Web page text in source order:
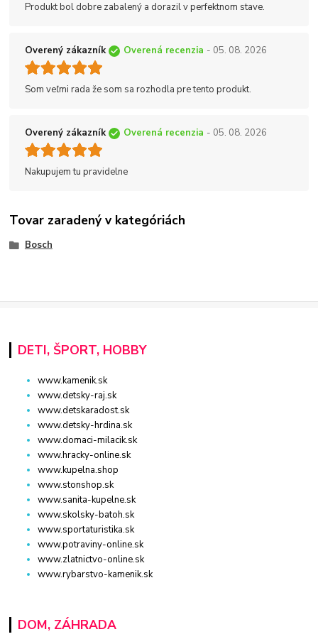
Produkt bol dobre zabalený a dorazil v perfektnom stave.
Overený zákazník Overená recenzia - 05. 08. 2026
Som veľmi rada že som sa rozhodla pre tento produkt.
Overený zákazník Overená recenzia - 05. 08. 2026
Nakupujem tu pravidelne
Tovar zaradený v kategóriách
Bosch
DETI, ŠPORT, HOBBY
www.kamenik.sk
www.detsky-raj.sk
www.detskaradost.sk
www.detsky-hrdina.sk
www.domaci-milacik.sk
www.hracky-online.sk
www.kupelna.shop
www.stonshop.sk
www.sanita-kupelne.sk
www.skolsky-batoh.sk
www.sportaturistika.sk
www.potraviny-online.sk
www.zlatnictvo-online.sk
www.rybarstvo-kamenik.sk
DOM, ZÁHRADA